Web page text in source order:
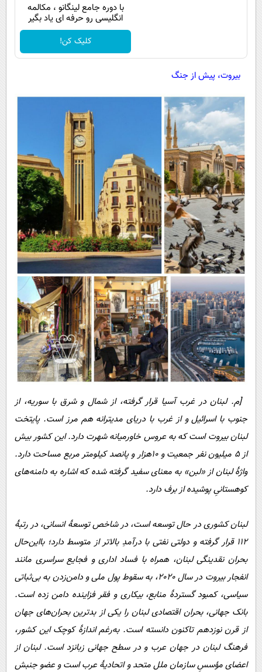
با دوره جامع لینگانو ، مکالمه
انگلیسی رو حرفه ای یاد بگیر
کلیک کن!
بیروت، پیش از جنگ
[م. لبنان در غرب آسیا قرار گرفته، از شمال و شرق با سوریه، از
جنوب با اسرائیل و از غرب با دریای مدیترانه هم مرز است. پایتخت‌‌
لبنان بیروت است که به عروس خاورمیانه شهرت دارد. این کشور بیش
از 5 میلیون نفر جمعیت و 10هزار و پانصد کیلومتر مربع مساحت دارد.
واژۀ لبنان از «لبن» به معنای سفید گرفته شده که اشاره به دامنه‌های
کوهستانیِ پوشیده از برف دارد.
لبنان کشوری در حال توسعه است، در شاخص توسعۀ انسانی، در رتبۀ
112 قرار گرفته و دولتی نفتی با درآمدِ بالاتر از متوسط دارد؛ بااین‌حال
بحران نقدینگی لبنان، همراه با فساد اداری و فجایع سراسری مانند
انفجار بیروت در سال 2020، به سقوط پول ملی و دامن‌زدن به بی‌ثباتی
سیاسی، کمبود گستردۀ منابع، بیکاری و فقر فزاینده دامن زده است.
بانک جهانی، بحران اقتصادی لبنان را یکی از بدترین بحران‌های جهان
از قرن نوزدهم تاکنون دانسته است. به‌رغم اندازۀ کوچک این کشور،
فرهنگ لبنان در جهان عرب و در سطح جهانی زبانزد است. لبنان از
اعضای مؤسسِ سازمان ملل متحد و اتحادیۀ عرب است و عضو جنبش